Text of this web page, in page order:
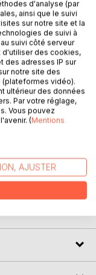
secret pour vous
illustré et
découvrir
pour les
initier leurs
de Bowie
être
d'analyse (par
ainsi que le suivi
sur notre site et la
de suivi à
suivi côté serveur
d'utiliser des cookies,
des adresses IP sur
notre site des
(plateformes vidéo).
ultérieur des données
Par votre réglage,
Vous pouvez
(Mentions
AJUSTER